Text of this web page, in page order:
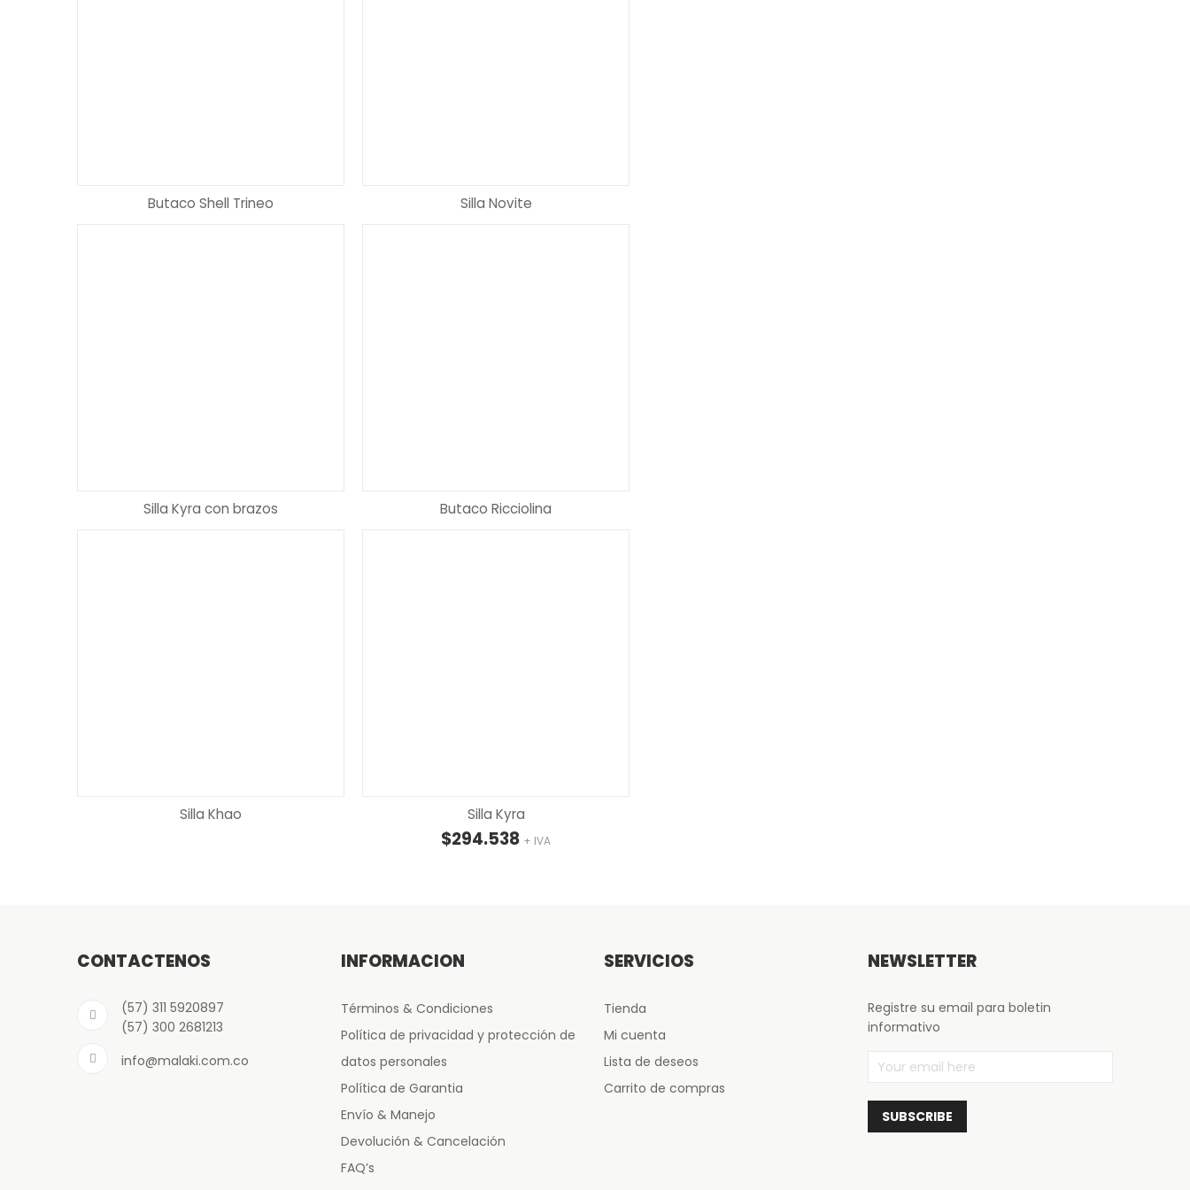
Butaco Shell Trineo Silla Novite
Silla Kyra con brazos Butaco Ricciolina
Silla Khao Silla Kyra
$294.538 + IVA
CONTÁCTENOS
(57) 311 5920897
(57) 300 2681213
info@malaki.com.co
INFORMACIÓN
Términos & Condiciones
Política de privacidad y protección de
datos personales
Política de Garantia
Envío & Manejo
Devolución & Cancelación
FAQ’s
SERVICIOS
Tienda
Mi cuenta
Lista de deseos
Carrito de compras
NEWSLETTER
Registre su email para boletin
informativo